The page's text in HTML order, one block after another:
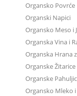
Organsko Povrće
Organski Napici
Organsko Meso i
Organska Vina i
Organska Hrana
Organske
Organske
Organsko Mleko